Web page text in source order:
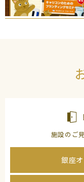
施設のご
銀座